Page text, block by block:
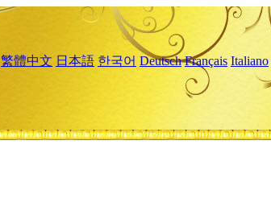
繁體中文 日本語 한국어 Deutsch Français Italiano